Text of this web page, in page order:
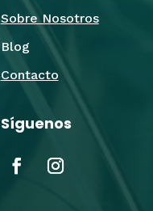
Sobre Nosotros
Blog
Contacto
Síguenos